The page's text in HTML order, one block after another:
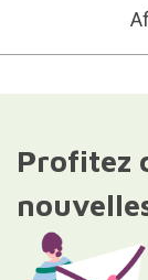
Profitez